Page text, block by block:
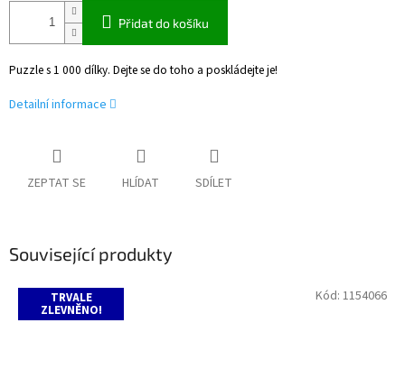
Přidat do košíku
Puzzle s 1 000 dílky. Dejte se do toho a poskládejte je!
Detailní informace
ZEPTAT SE HLÍDAT SDÍLET
Související produkty
TRVALE
ZLEVNĚNO!
Kód: 1154066